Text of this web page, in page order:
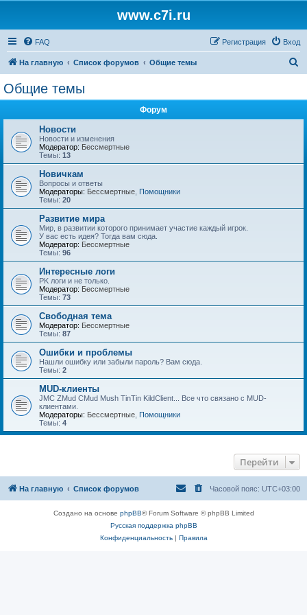
www.c7i.ru
FAQ Вход
Регистрация
На главную Список форумов Общие темы
Общие темы
Форум
Новости
Новости и изменения
Модератор: Бессмертные
Темы: 13
Новичкам
Вопросы и ответы
Модераторы: Бессмертные Помощники
Темы: 20
Развитие мира
Мир, в развитии которого принимает участие каждый игрок.
У вас есть идея? Тогда вам сюда.
Модератор: Бессмертные
Темы: 96
Интересные логи
PK логи и не только.
Модератор: Бессмертные
Темы: 73
Свободная тема
Модератор: Бессмертные
Темы: 87
Ошибки и проблемы
Нашли ошибку или забыли пароль? Вам сюда.
Темы: 2
MUD-клиенты
JMC ZMud CMud Mush TinTin KildClient... Все что связано с MUD-
клиентами.
Модераторы: Бессмертные Помощники
Темы: 4
Перейти
На главную Список форумов Часовой пояс: UTC+03:00
Создано на основе phpBB® Forum Software © phpBB Limited
Русская поддержка phpBB
Конфиденциальность| Правила